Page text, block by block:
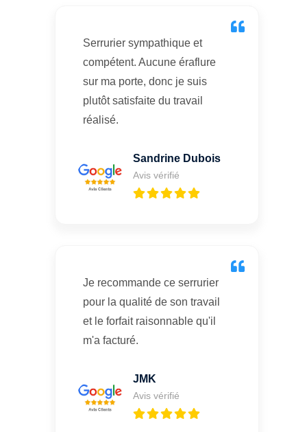
Serrurier sympathique et
compétent. Aucune éraflure
sur ma porte, donc je suis
plutôt satisfaite du travail
réalisé.
Sandrine Dubois
Avis vérifié
Je recommande ce serrurier
pour la qualité de son travail
et le forfait raisonnable qu'il
m'a facturé.
JMK
Avis vérifié